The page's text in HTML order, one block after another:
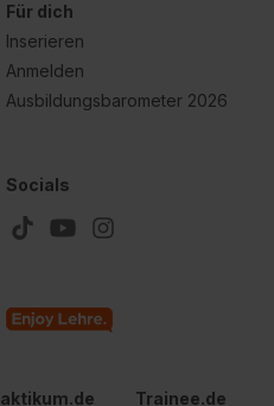
Für dich
Inserieren
Anmelden
Ausbildungsbarometer 2026
Socials
Trainee.de